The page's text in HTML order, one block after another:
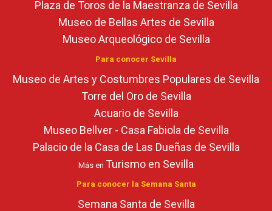
Plaza de Toros de la Maestranza de Sevilla
Museo de Bellas Artes de Sevilla
Museo Arqueológico de Sevilla
Para conocer Sevilla
Museo de Artes y Costumbres Populares de Sevilla
Torre del Oro de Sevilla
Acuario de Sevilla
Museo Bellver - Casa Fabiola de Sevilla
Palacio de la Casa de Las Dueñas de Sevilla
Más en Turismo en Sevilla
Para conocer la Semana Santa
Semana Santa de Sevilla